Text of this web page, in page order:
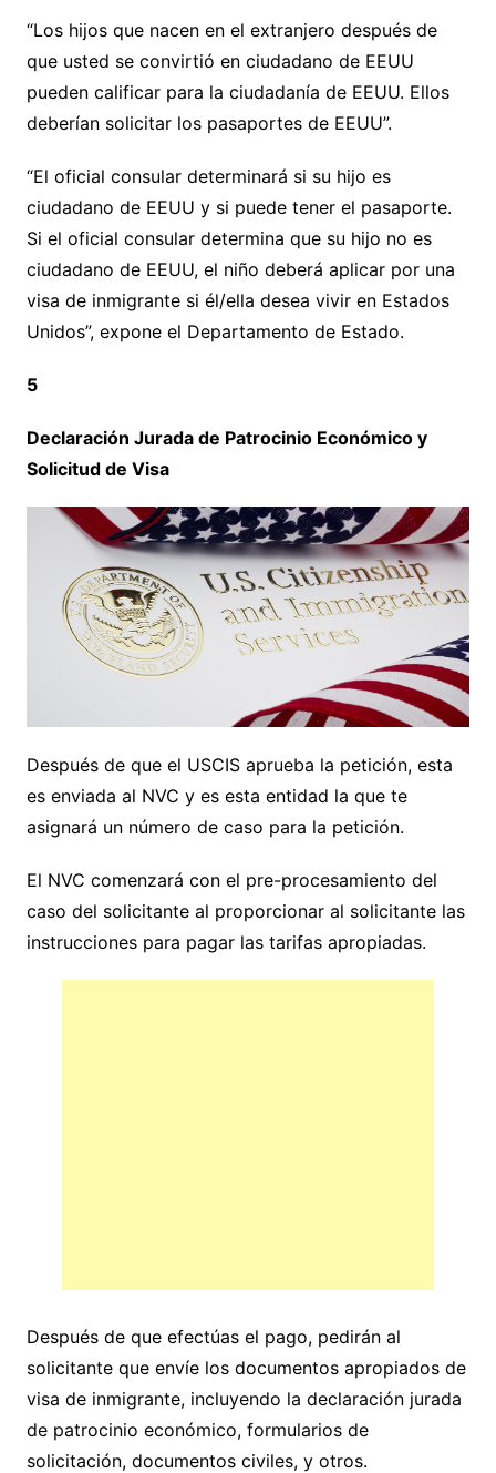
“Los hijos que nacen en el extranjero después de
que usted se convirtió en ciudadano de EEUU
pueden calificar para la ciudadanía de EEUU. Ellos
deberían solicitar los pasaportes de EEUU”.
“El oficial consular determinará si su hijo es
ciudadano de EEUU y si puede tener el pasaporte.
Si el oficial consular determina que su hijo no es
ciudadano de EEUU, el niño deberá aplicar por una
visa de inmigrante si él/ella desea vivir en Estados
Unidos”, expone el Departamento de Estado.
5
Declaración Jurada de Patrocinio Económico y
Solicitud de Visa
Después de que el USCIS aprueba la petición, esta
es enviada al NVC y es esta entidad la que te
asignará un número de caso para la petición.
El NVC comenzará con el pre-procesamiento del
caso del solicitante al proporcionar al solicitante las
instrucciones para pagar las tarifas apropiadas.
Después de que efectúas el pago, pedirán al
solicitante que envíe los documentos apropiados de
visa de inmigrante, incluyendo la declaración jurada
de patrocinio económico, formularios de
solicitación, documentos civiles, y otros.